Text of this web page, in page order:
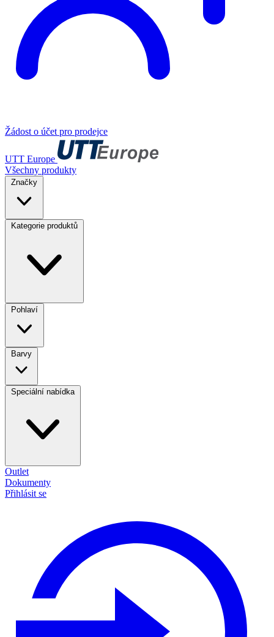
Žádost o účet pro prodejce
UTT Europe
Všechny produkty
Značky
Kategorie produktů
Pohlaví
Barvy
Speciální nabídka
Outlet
Dokumenty
Přihlásit se